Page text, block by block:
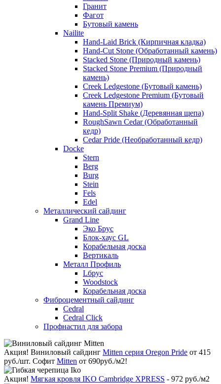
Гранит
Фагот
Бутовый камень
Nailite
Hand-Laid Brick (Кирпичная кладка)
Hand-Cut Stone (Обработанный камень)
Stacked Stone (Природный камень)
Stacked Stone Premium (Природный
камень)
Creek Ledgestone (Бутовый камень)
Creek Ledgestone Premium (Бутовый
камень Премиум)
Hand-Split Shake (Деревянная щепа)
RoughSawn Cedar (Обработанный
кедр)
Cedar Pride (Необработанный кедр)
Docke
Stern
Berg
Burg
Stein
Fels
Edel
Металлический сайдинг
Grand Line
Эко Брус
Блок-хаус GL
Корабельная доска
Вертикаль
Металл Профиль
Lбрус
Woodstock
Корабельная доска
Фиброцементный сайдинг
Cedral
Cedral Click
Профнастил для забора
Акция! Виниловый сайдинг Mitten серия Oregon Pride от 415
руб./шт. Софит Mitten от 690руб./м2!
Акция! Мягкая кровля IKO Cambridge XPRESS - 972 руб./м2